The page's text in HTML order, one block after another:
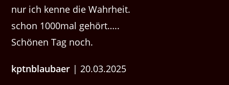
nur ich kenne die Wahrheit.
schon 1000mal gehört…..
Schönen Tag noch.
kptnblaubaer | 20.03.2025